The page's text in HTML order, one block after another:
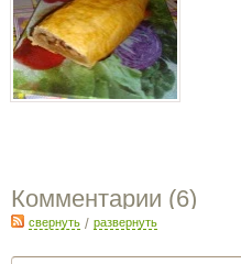
Комментарии (6)
свернуть / развернуть